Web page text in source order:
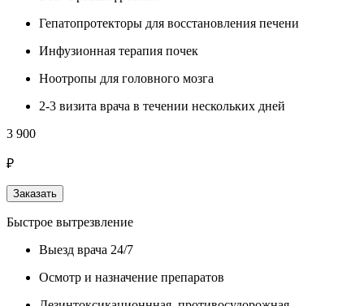
Гепатопротекторы для восстановления печени
Инфузионная терапия почек
Ноотропы для головного мозга
2-3 визита врача в течении нескольких дней
3 900
₽
Заказать
Быстрое вытрезвление
Выезд врача 24/7
Осмотр и назначение препаратов